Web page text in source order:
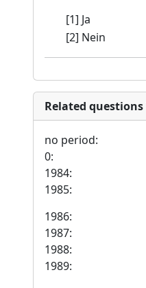
[1] Ja
[2] Nein
Related questions
no period:
0:
1984:
1985:
1986:
1987:
1988:
1989: